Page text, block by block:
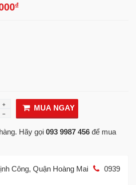
₫
MUA NGAY
Hãy gọi 093 9987 456 để mua
Công, Quận Hoàng Mai
0939